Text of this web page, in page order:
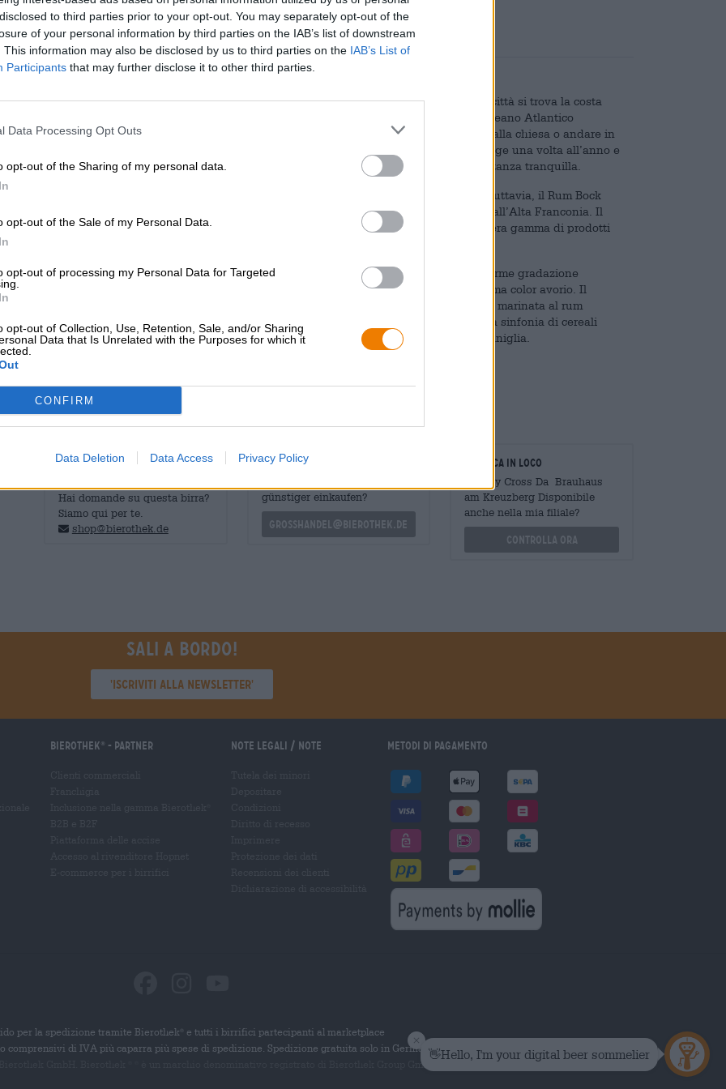
to third parties prior to your opt-out. You may separately opt-out of the
of your personal information by third parties on the IAB’s list of downstream
This information may also be disclosed by us to third parties on the IAB’s List of
Participants that may further disclose it to other third parties.
Data Processing Opt Outs
opt-out of the Sharing of my personal data.
opt-out of the Sale of my Personal Data.
opt-out of processing my Personal Data for Targeted
opt-out of Collection, Use, Retention, Sale, and/or Sharing
Data that Is Unrelated with the Purposes for which it
CONFIRM
Data Deletion Data Access Privacy Policy
Descrizione Informazioni
Tully Cross è un piccolo villaggio nel nord-ovest dell’Irlanda. Non lontano dalla città si trova la costa
mozzafiato con ampie spiagge, scogliere frastagliate e le acque selvagge dell’Oceano Atlantico
settentrionale. Quando non trascorri il tuo tempo al mare, puoi dare un’occhiata alla chiesa o andare in
uno dei due pub per una pinta accogliente. Il Connemara Mussel Festival si svolge una volta all’anno e
attira innumerevoli visitatori affamati di cozze, ma per il resto qui la vita è abbastanza tranquilla.
Non siamo mai stati a Tully Cross, ma ci piace bere la birra con lo stesso nome. Tuttavia, il Rum Bock
invecchiato in botte non proviene affatto dalla tempestosa costa irlandese, ma dall’Alta Franconia. Il
Brauhaus am Kreuzberg ha un debole per l’Irlanda e ha nella sua gamma un’intera gamma di prodotti
Tully Cross è uno di questi e, oltre allo stile irlandese, porta nel bicchiere un’enorme gradazione
alcolica dell’11,0% e un scintillante oro ramato rosso rubino con un velo di schiuma color avorio. Il
profumo del pane appena sfornato con sentori di vaniglia, malto tostato e uvetta marinata al rum
riempie il tuo naso. L’assaggio iniziale va nella stessa direzione e ci presenta una sinfonia di cereali
corposi, miele cremoso, toffee, lievito speziato, legno, frutta candita e rum alla vaniglia.
CONSULENZA GRATUITA SULLA
Hai domande su questa birra?
Siamo qui per te.
shop@bierothek.de
commercianti o ristoratori
günstiger einkaufen?
grosshandel@bierothek.de
Verifica in loco
È Tully Cross Da Brauhaus
am Kreuzberg Disponibile
anche nella mia filiale?
Controlla ora
Sali a bordo!
'Iscriviti alla newsletter'
Bierothek - Partner Note legali / Note Metodi di pagamento
per la spedizione tramite Bierothek
e tutti i birrifici partecipanti al marketplace
comprensivi di IVA più caparra più spese di spedizione. Spedizione gratuita solo in Germania.
marchio denominativo registrato di Bierothek Group GmbH. Tutti i diritti riservati.